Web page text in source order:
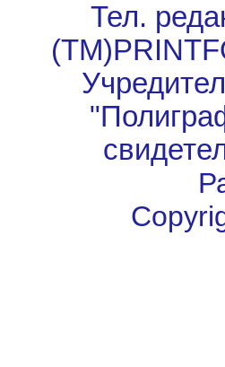
Тел.